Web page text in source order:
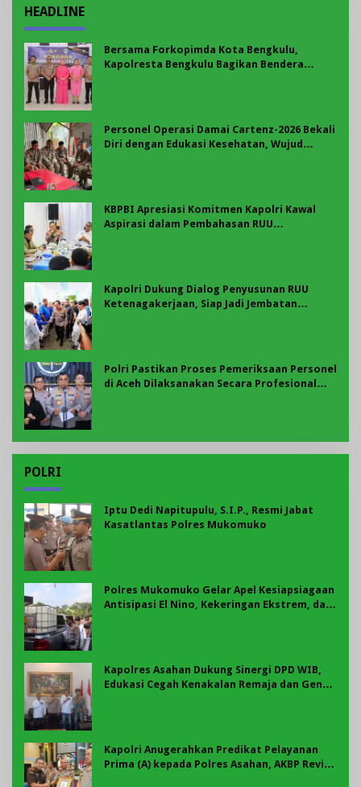
HEADLINE
Bersama Forkopimda Kota Bengkulu,
Kapolresta Bengkulu Bagikan Bendera
Personel Operasi Damai Cartenz-2026 Bekali
Diri dengan Edukasi Kesehatan, Wujud
KBPBI Apresiasi Komitmen Kapolri Kawal
Aspirasi dalam Pembahasan RUU
Kapolri Dukung Dialog Penyusunan RUU
Ketenagakerjaan, Siap Jadi Jembatan
Polri Pastikan Proses Pemeriksaan Personel
di Aceh Dilaksanakan Secara Profesional
POLRI
Iptu Dedi Napitupulu, S.I.P., Resmi Jabat
Kasatlantas Polres Mukomuko
Polres Mukomuko Gelar Apel Kesiapsiagaan
Antisipasi El Nino, Kekeringan Ekstrem, dan
Kapolres Asahan Dukung Sinergi DPD WIB,
Edukasi Cegah Kenakalan Remaja dan Geng
Kapolri Anugerahkan Predikat Pelayanan
Prima (A) kepada Polres Asahan, AKBP Revi